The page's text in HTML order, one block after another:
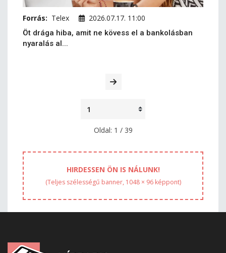
Forrás: Telex 2026.07.17. 11:00
Öt drága hiba, amit ne kövess el a bankolásban
nyaralás al...
Oldal: 1 / 39
HIRDESSEN ÖN IS NÁLUNK!
(Teljes szélességű banner, 1048 × 96 képpont)